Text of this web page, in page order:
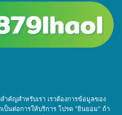
คัญสำหรับเรา เราต้องการข้อมูลของ
ป็นต่อการให้บริการ โปรด "ยินยอม" ถ้า
4